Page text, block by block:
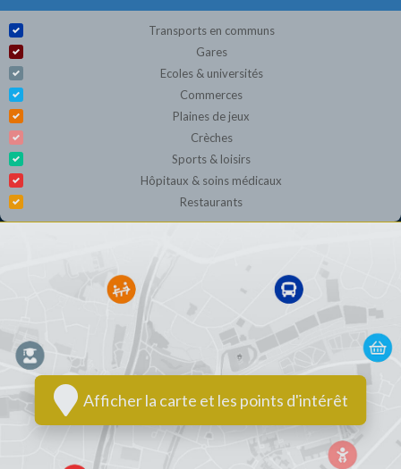
Transports en communs
Gares
Ecoles & universités
Commerces
Plaines de jeux
Crèches
Sports & loisirs
Hôpitaux & soins médicaux
Restaurants
Afficher la carte et les points d'intérêt